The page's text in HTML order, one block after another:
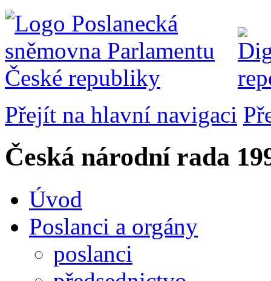
Přejít na hlavní navigaci
Česká národní rada
Úvod
Poslanci a orgány
poslanci